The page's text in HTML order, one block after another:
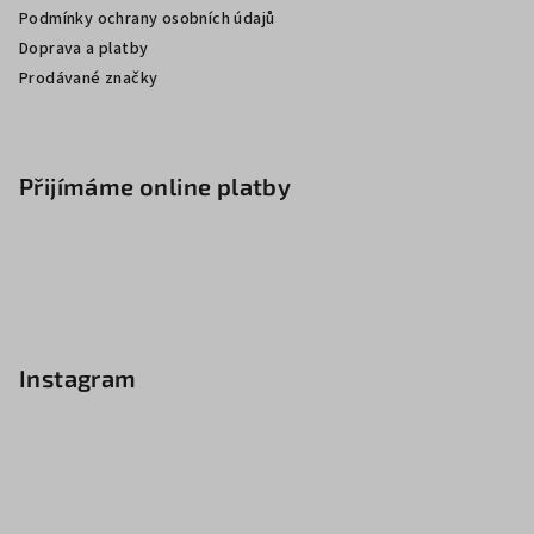
Podmínky ochrany osobních údajů
Doprava a platby
Prodávané značky
Přijímáme online platby
Instagram